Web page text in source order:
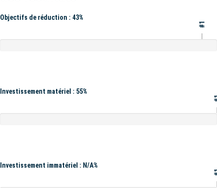
Objectifs de réduction : 43%
#1
Investissement matériel : 55%
Investissement immatériel : N/A%